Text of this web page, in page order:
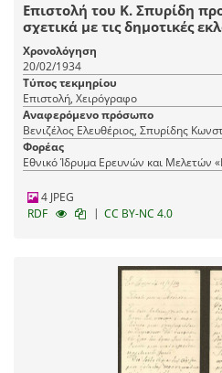
Επιστολή του Κ. Σπυρίδη
σχετικά με τις δημοτικές
δυσκολίες της εκλογικής
του Βόλου.
Χρονολόγηση
20/02/1934
Τύπος τεκμηρίου
Επιστολή, Χειρόγραφο
Αναφερόμενο πρόσωπο
Βενιζέλος Ελευθέριος, Σπυρίδης
Φορέας
Εθνικό Ίδρυμα Ερευνών και Μελετών
4 JPEG
RDF
| CC BY-NC 4.0